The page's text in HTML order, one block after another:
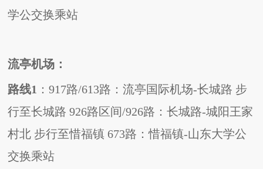
学公交换乘站
流亭机场：
路线1 ：917路/613路：流亭国际机场-长城路 步
行至长城路 926路区间/926路：长城路-城阳王家
村北 步行至惜福镇 673路：惜福镇-山东大学公
交换乘站